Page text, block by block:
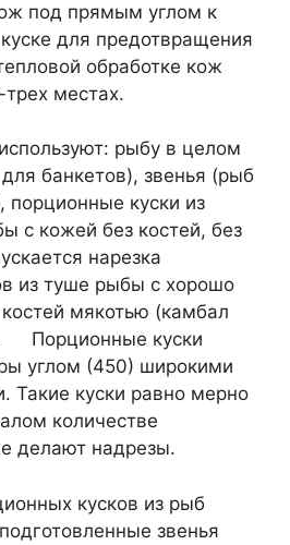
под прямым углом к
для предотвращения
обработке кож
местах.
рыбу в целом
банкетов), звенья (рыб
порционные куски из
с кожей без костей, без
нарезка
из туше рыбы с хорошо
мякотью (камбал
Порционные куски
углом (450) широкими
Такие куски равно мерно
количестве
делают надрезы.
кусков из рыб
звенья